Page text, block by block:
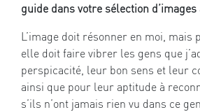
guide dans votre sélection d’images
L’image doit résonner en moi, mais
elle doit faire vibrer les gens que
perspicacité, leur bon sens et leur
ainsi que pour leur aptitude à
s’ils n’ont jamais rien vu dans ce